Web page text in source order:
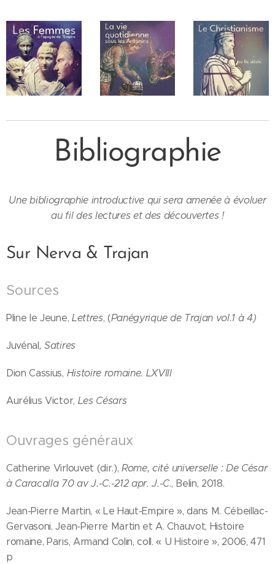
Bibliographie
Une bibliographie introductive qui sera amenée à évoluer
au fil des lectures et des découvertes !
Sur Nerva & Trajan
Sources
Pline le Jeune, Lettres, (Panégyrique de Trajan vol.1 à 4)
Juvénal , Satires
Dion Cassius, Histoire romaine. LXVIII
Aurélius Victor, Les Césars
Ouvrages généraux
Catherine Virlouvet (dir.),Rome, cité universelle : De César
à Caracalla 70 av J.-C.-212 apr. J.-C., Belin, 2018.
Jean-Pierre Martin, « Le Haut-Empire », dans M. Cébeillac-
Gervasoni, Jean-Pierre Martin et A. Chauvot, Histoire
romaine, Paris, Armand Colin, coll. « U Histoire », 2006, 471
p